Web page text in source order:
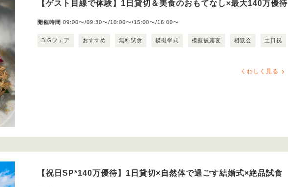
【ゲスト目線で体験】1日貸切＆美食のおもてなし×最大140万優待
開催時間 09:00〜/09:30〜/10:00〜/15:00〜/16:00〜
BIGフェア おすすめ 無料試食 模擬挙式 模擬披露宴 相談会 土日祝
くわしく見る
【祝日SP*140万優待】1日貸切×自然体で過ごす結婚式×絶品試食